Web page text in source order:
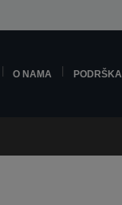
O NAMA PODRŠKA